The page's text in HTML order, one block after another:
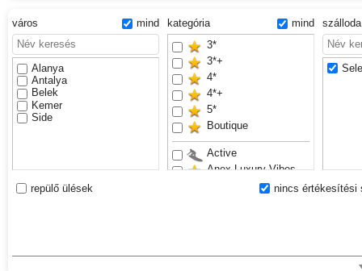
város mind
Alanya
Antalya
Belek
Kemer
Side
kategória
mind
3*
3*+
4*
4*+
5*
Boutique
Active
Anex Luxury Vibes
repülő ülések nincs értékesítési